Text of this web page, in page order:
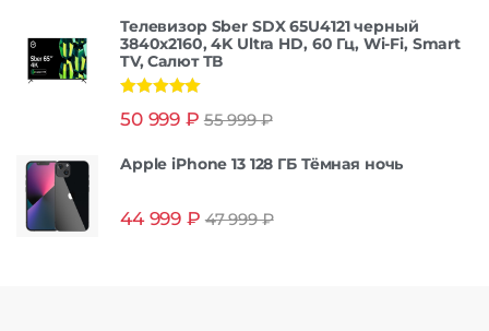
Телевизор Sber SDX 65U4121 черный
3840x2160, 4K Ultra HD, 60 Гц, Wi-Fi, Smart
TV, Салют ТВ
из 5
50 999 ₽ 55 999₽
Apple iPhone 13 128 ГБ Тёмная ночь
44 999 ₽ 47 999₽